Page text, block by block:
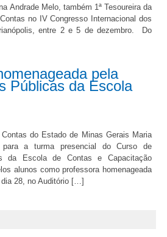
Andrade Melo, também 1ª Tesoureira da
no IV Congresso Internacional dos
entre 2 e 5 de dezembro. Do
pela
Públicas da Escola
do Estado de Minas Gerais Maria
a turma presencial do Curso de
da Escola de Contas e Capacitação
alunos como professora homenageada
28, no Auditório […]